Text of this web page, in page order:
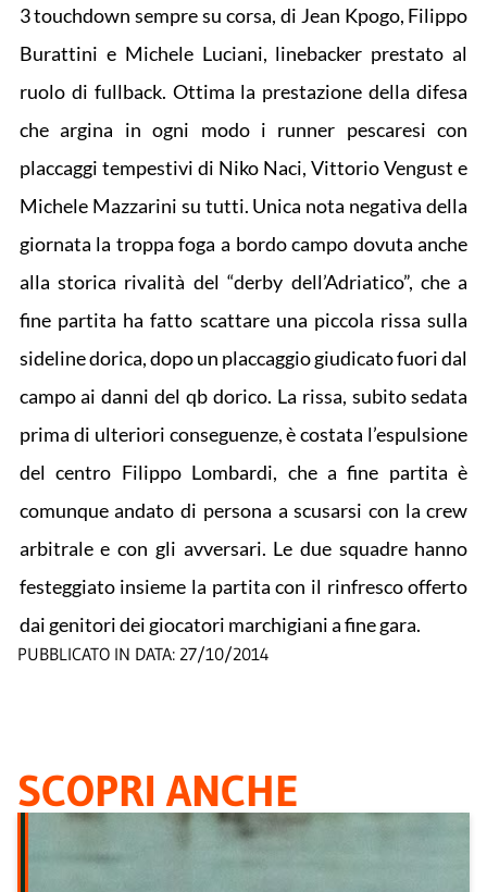
3 touchdown sempre su corsa, di Jean Kpogo, Filippo
Burattini e Michele Luciani, linebacker prestato al
ruolo di fullback. Ottima la prestazione della difesa
che argina in ogni modo i runner pescaresi con
placcaggi tempestivi di Niko Naci, Vittorio Vengust e
Michele Mazzarini su tutti. Unica nota negativa della
giornata la troppa foga a bordo campo dovuta anche
alla storica rivalità del “derby dell’Adriatico”, che a
fine partita ha fatto scattare una piccola rissa sulla
sideline dorica, dopo un placcaggio giudicato fuori dal
campo ai danni del qb dorico. La rissa, subito sedata
prima di ulteriori conseguenze, è costata l’espulsione
del centro Filippo Lombardi, che a fine partita è
comunque andato di persona a scusarsi con la crew
arbitrale e con gli avversari. Le due squadre hanno
festeggiato insieme la partita con il rinfresco offerto
dai genitori dei giocatori marchigiani a fine gara.
PUBBLICATO IN DATA: 27/10/2014
SCOPRI ANCHE